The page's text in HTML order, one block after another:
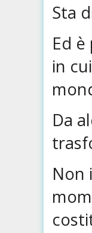
Sta
Ed
in
Da
Non